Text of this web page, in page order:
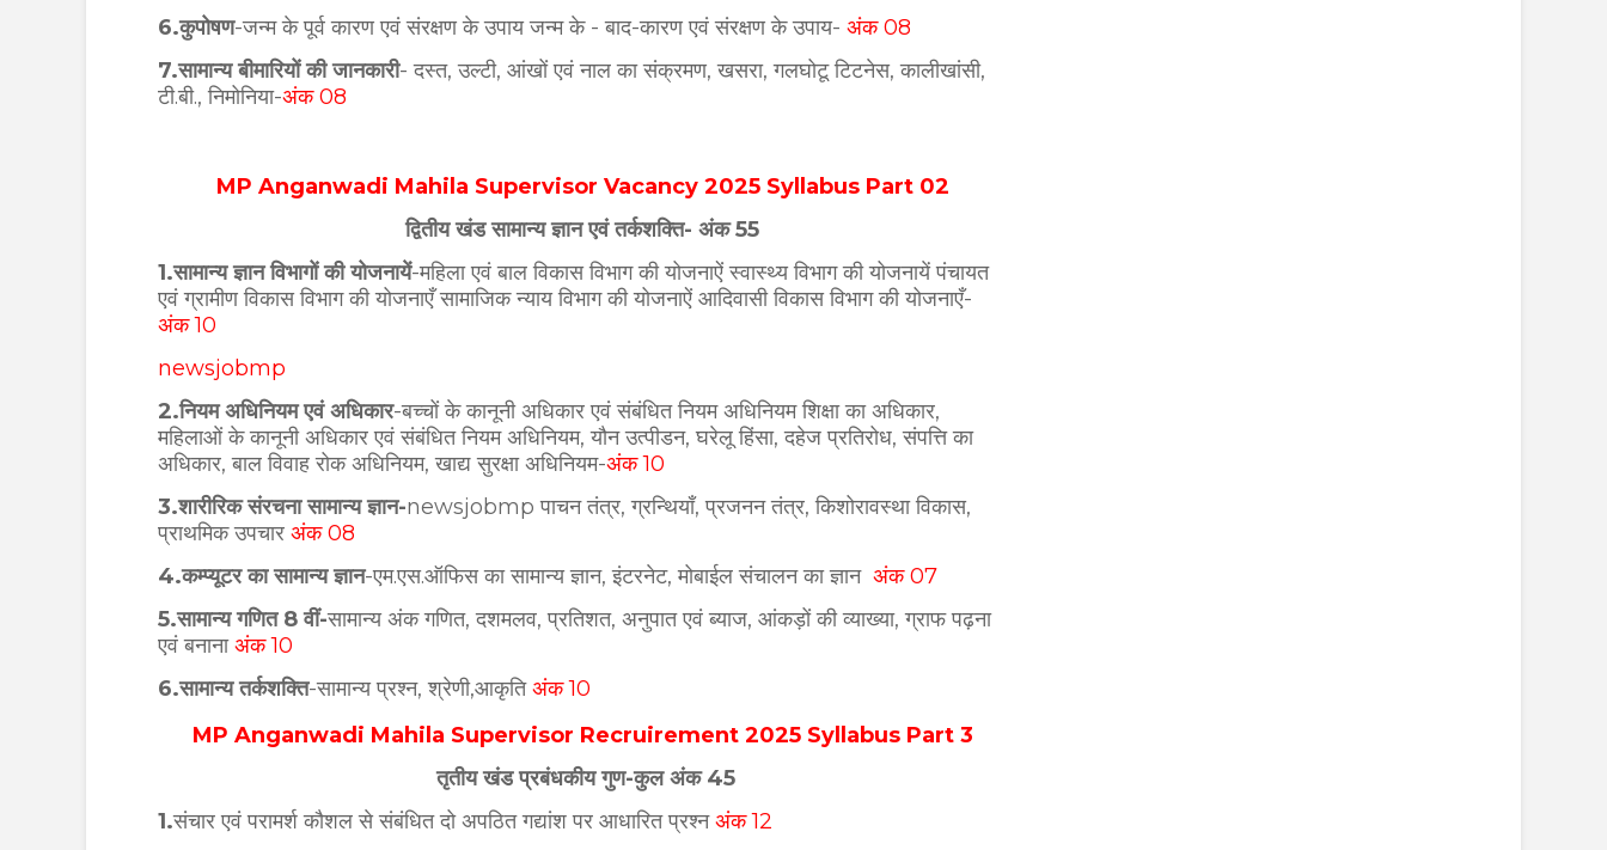
6.कुपोषण-जन्म के पूर्व कारण एवं संरक्षण के उपाय जन्म के - बाद-कारण एवं संरक्षण के उपाय- अंक 08
7.सामान्य बीमारियों की जानकारी- दस्त, उल्टी, आंखों एवं नाल का संक्रमण, खसरा, गलघोटू टिटनेस, कालीखांसी,
टी.बी., निमोनिया-अंक 08
MP Anganwadi Mahila Supervisor Vacancy 2025 Syllabus Part 02
द्वितीय खंड सामान्य ज्ञान एवं तर्कशक्ति- अंक 55
1.सामान्य ज्ञान विभागों की योजनायें-महिला एवं बाल विकास विभाग की योजनाऐं स्वास्थ्य विभाग की योजनायें पंचायत
एवं ग्रामीण विकास विभाग की योजनाएँ सामाजिक न्याय विभाग की योजनाऐं आदिवासी विकास विभाग की योजनाएँ-
अंक 10
newsjobmp
2.नियम अधिनियम एवं अधिकार-बच्चों के कानूनी अधिकार एवं संबंधित नियम अधिनियम शिक्षा का अधिकार,
महिलाओं के कानूनी अधिकार एवं संबंधित नियम अधिनियम, यौन उत्पीडन, घरेलू हिंसा, दहेज प्रतिरोध, संपत्ति का
अधिकार, बाल विवाह रोक अधिनियम, खाद्य सुरक्षा अधिनियम-अंक 10
3.शारीरिक संरचना सामान्य ज्ञान-newsjobmpपाचन तंत्र, ग्रन्थियाँ, प्रजनन तंत्र, किशोरावस्था विकास,
प्राथमिक उपचार अंक 08
4.कम्प्यूटर का सामान्य ज्ञान-एम.एस.ऑफिस का सामान्य ज्ञान, इंटरनेट, मोबाईल संचालन का ज्ञान अंक 07
5.सामान्य गणित 8 वीं-सामान्य अंक गणित, दशमलव, प्रतिशत, अनुपात एवं ब्याज, आंकड़ों की व्याख्या, ग्राफ पढ़ना
एवं बनानाअंक 10
6.सामान्य तर्कशक्ति-सामान्य प्रश्न, श्रेणी,आकृतिअंक 10
MP Anganwadi Mahila Supervisor Recruirement 2025 Syllabus Part 3
तृतीय खंड प्रबंधकीय गुण-कुल अंक 45
1.संचार एवं परामर्श कौशल से संबंधित दो अपठित गद्यांश पर आधारित प्रश्नअंक 12